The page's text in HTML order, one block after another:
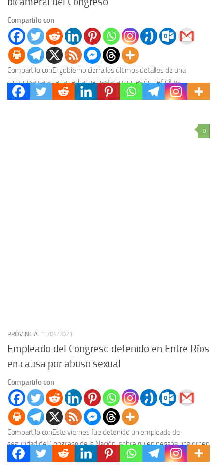
Compartilo con
Compartilo conEl gobierno cierra los últimos detalles de una
compulsa para cerrar el bache hasta la concesión definitiva.
Diputados se apresta a sancionar la creación...
0
PROVINCIA 11/04/2021
Empleado del Congreso detenido en Entre Ríos
en causa por abuso sexual
Compartilo con
Compartilo conEste viernes fue detenido un empleado de
seguridad del Congreso de la Nación, sobre quien pesaba una orden
de detención, emanada por la Justicia...